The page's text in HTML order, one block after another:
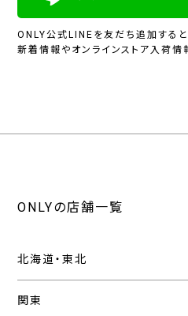
ONLY公式LINEを友だち追加すると
新着情報やオンラインストア入荷情
ONLYの店舗一覧
北海道・東北
関東